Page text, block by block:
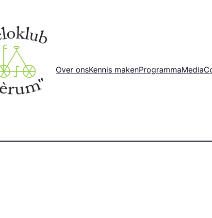
Over onsKennis makenProgrammaMedia